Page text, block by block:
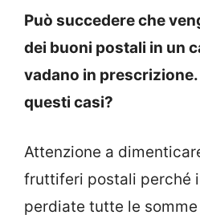
Può succedere che
dei buoni postali in un
vadano in
questi casi?
Attenzione a
fruttiferi postali perché
perdiate tutte le